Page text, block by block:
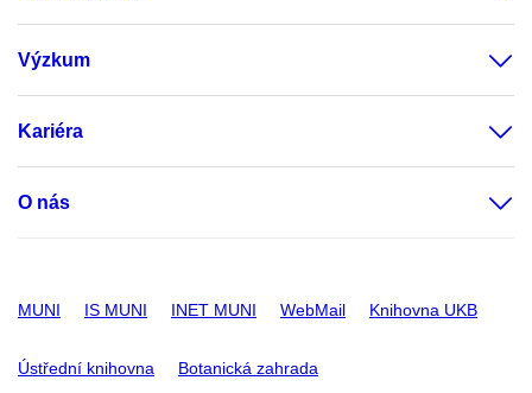
Výzkum
Kariéra
O nás
MUNI IS MUNI INET MUNI WebMail Knihovna UKB
Ústřední knihovna Botanická zahrada